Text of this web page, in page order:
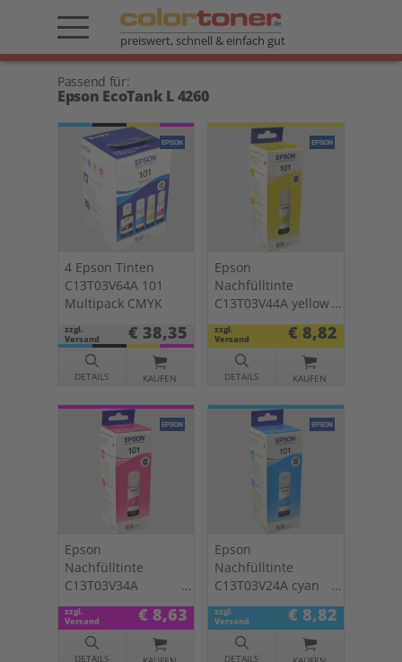
preiswert, schnell & einfach gut
Passend für:
Epson EcoTank L 4260
4 Epson Tinten
C13T03V64A 101
Multipack CMYK
zzgl.
Versand
€ 38,35
DETAILS KAUFEN
Epson
Nachfülltinte
C13T03V44A yellow
101
zzgl.
Versand
€ 8,82
DETAILS KAUFEN
Epson
Nachfülltinte
C13T03V34A
magenta 101
zzgl.
Versand
€ 8,63
DETAILS
Epson
Nachfülltinte
C13T03V24A cyan
101
zzgl.
Versand
€ 8,82
DETAILS